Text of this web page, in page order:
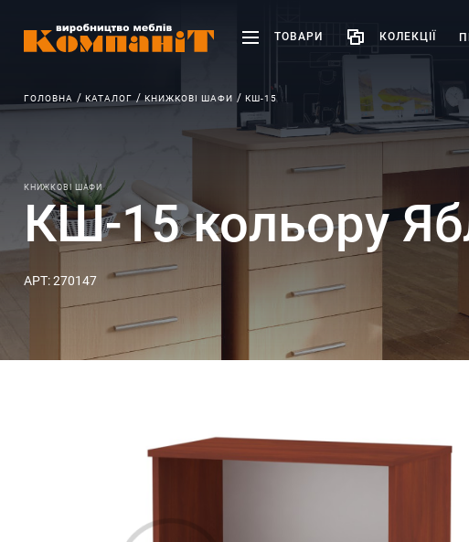
ТОВАРИ КОЛЕКЦІЇ
ГОЛОВНА КАТАЛОГ КНИЖКОВІ ШАФИ КШ-15
КНИЖКОВІ ШАФИ
КШ-15 кольору
АРТ: 270147